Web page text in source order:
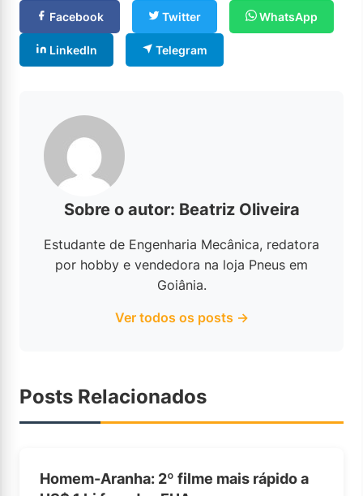
Facebook Twitter WhatsApp
LinkedIn Telegram
Sobre o autor: Beatriz Oliveira
Estudante de Engenharia Mecânica, redatora
por hobby e vendedora na loja Pneus em
Goiânia.
Ver todos os posts →
Posts Relacionados
Homem-Aranha: 2º filme mais rápido a